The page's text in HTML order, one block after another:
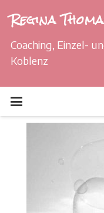
Regina
Coaching, Einzel-
Koblenz